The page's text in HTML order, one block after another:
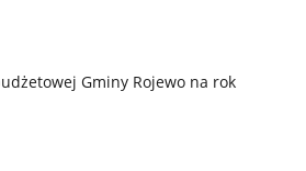
Gminy Rojewo na rok